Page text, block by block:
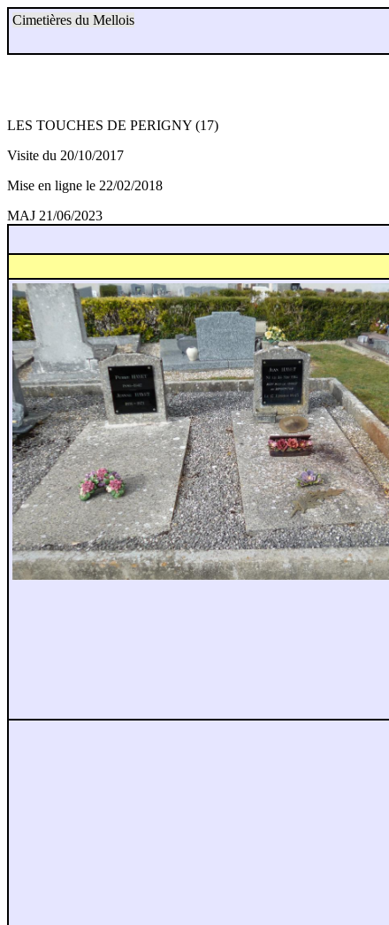
Cimetières du Mellois
LES TOUCHES DE PERIGNY (17)
Visite du 20/10/2017
Mise en ligne le 22/02/2018
MAJ 21/06/2023